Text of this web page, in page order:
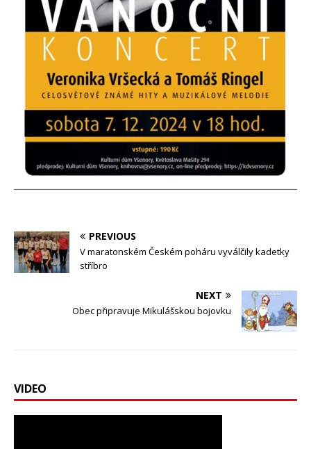
PREVIOUS
V maratonském Českém poháru vyválčily kadetky
stříbro
NEXT
Obec připravuje Mikulášskou bojovku
VIDEO